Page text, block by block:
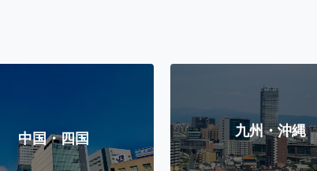
中国・四国
九州・沖縄